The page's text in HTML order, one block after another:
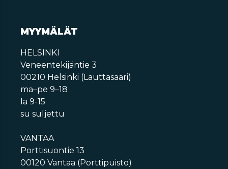
MYYMÄLÄT
HELSINKI
Veneentekijäntie 3
00210 Helsinki (Lauttasaari)
ma–pe 9–18
la 9-15
su suljettu
VANTAA
Porttisuontie 13
00120 Vantaa (Porttipuisto)